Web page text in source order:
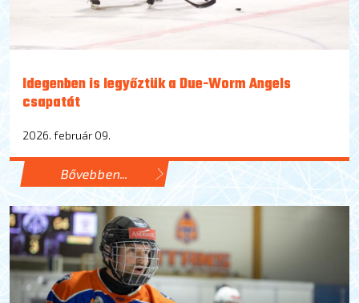
Idegenben is legyőztük a Due-Worm Angels
csapatát
2026. február 09.
Bővebben...